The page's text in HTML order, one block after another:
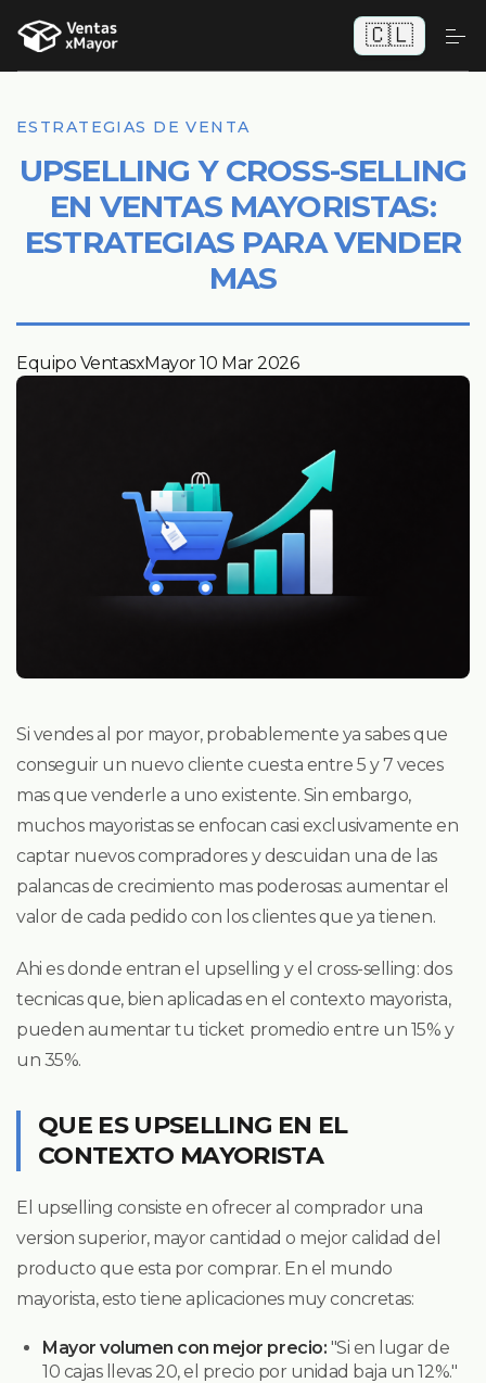
🇨🇱
ESTRATEGIAS DE VENTA
UPSELLING Y CROSS-SELLING
EN VENTAS MAYORISTAS:
ESTRATEGIAS PARA VENDER
MAS
Equipo VentasxMayor10 Mar 2026
Si vendes al por mayor, probablemente ya sabes que
conseguir un nuevo cliente cuesta entre 5 y 7 veces
mas que venderle a uno existente. Sin embargo,
muchos mayoristas se enfocan casi exclusivamente en
captar nuevos compradores y descuidan una de las
palancas de crecimiento mas poderosas: aumentar el
valor de cada pedido con los clientes que ya tienen.
Ahi es donde entran el upselling y el cross-selling: dos
tecnicas que, bien aplicadas en el contexto mayorista,
pueden aumentar tu ticket promedio entre un 15% y
un 35%.
QUE ES UPSELLING EN EL
CONTEXTO MAYORISTA
El upselling consiste en ofrecer al comprador una
version superior, mayor cantidad o mejor calidad del
producto que esta por comprar. En el mundo
mayorista, esto tiene aplicaciones muy concretas:
Mayor volumen con mejor precio: "Si en lugar de
10 cajas llevas 20, el precio por unidad baja un 12%."